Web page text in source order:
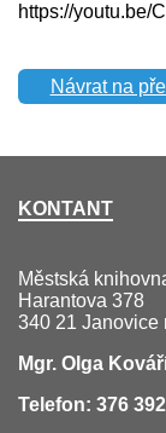
https://youtu.be/
Návrat na
KONTANT
Městská
Harantova 378
340 21 Janovice
Mgr. Olga
Telefon: 376